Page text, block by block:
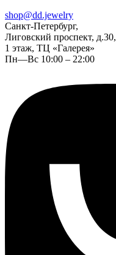
shop@dd.jewelry
Санкт-Петербург,
Лиговский проспект, д.30,
1 этаж, ТЦ «Галерея»
Пн—Вс 10:00 – 22:00